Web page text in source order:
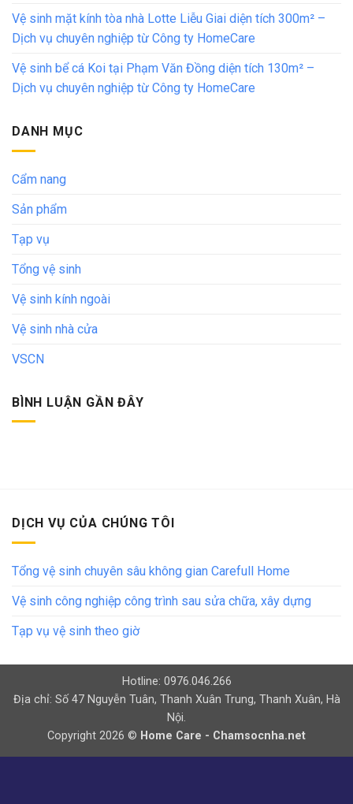
Vệ sinh mặt kính tòa nhà Lotte Liễu Giai diện tích 300m² –
Dịch vụ chuyên nghiệp từ Công ty HomeCare
Vệ sinh bể cá Koi tại Phạm Văn Đồng diện tích 130m² –
Dịch vụ chuyên nghiệp từ Công ty HomeCare
DANH MỤC
Cẩm nang
Sản phẩm
Tạp vụ
Tổng vệ sinh
Vệ sinh kính ngoài
Vệ sinh nhà cửa
VSCN
BÌNH LUẬN GẦN ĐÂY
DỊCH VỤ CỦA CHÚNG TÔI
Tổng vệ sinh chuyên sâu không gian Carefull Home
Vệ sinh công nghiệp công trình sau sửa chữa, xây dựng
Tạp vụ vệ sinh theo giờ
Hotline: 0976.046.266
Địa chỉ: Số 47 Nguyễn Tuân, Thanh Xuân Trung, Thanh Xuân, Hà
Nội.
Copyright 2026 © Home Care - Chamsocnha.net